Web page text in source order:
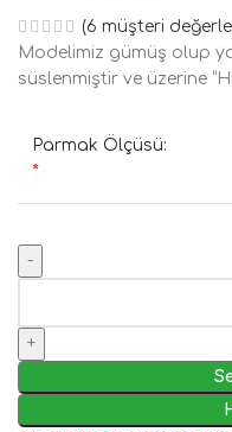
(6 müşteri
Modelimiz gümüş olup
süslenmiştir ve üzerine
Parmak Ölçüsü:
*